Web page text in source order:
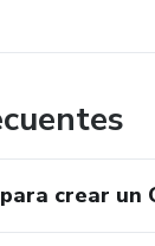
✔ Una
Esta guía no
crear un